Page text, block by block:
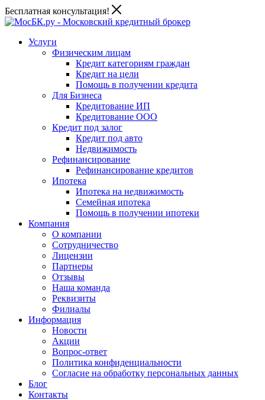
Бесплатная консультация!
Услуги
Физическим лицам
Кредит категориям граждан
Кредит на цели
Помощь в получении кредита
Для Бизнеса
Кредитование ИП
Кредитование ООО
Кредит под залог
Кредит под авто
Недвижимость
Рефинансирование
Рефинансирование кредитов
Ипотека
Ипотека на недвижимость
Семейная ипотека
Помощь в получении ипотеки
Компания
О компании
Сотрудничество
Лицензии
Партнеры
Отзывы
Наша команда
Реквизиты
Филиалы
Информация
Новости
Акции
Вопрос-ответ
Политика конфиденциальности
Согласие на обработку персональных данных
Блог
Контакты